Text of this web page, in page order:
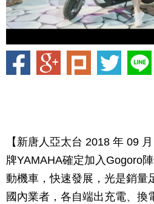
【新唐人亞太台 2018 年 09
牌YAMAHA確定加入Gogoro
動機車，快速發展，光是銷量
國內業者，各自端出充電、換